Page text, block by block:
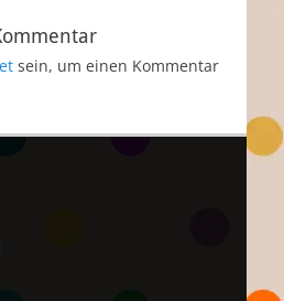
sein, um einen Kommentar